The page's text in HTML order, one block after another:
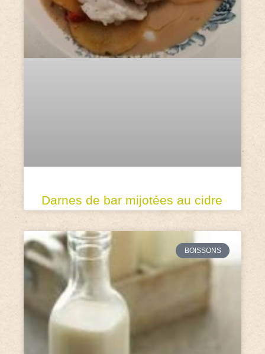
Darnes de bar mijotées au cidre
BOISSONS